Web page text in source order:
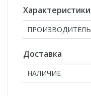
Характеристики
ПРОИЗВОДИТЕЛЬ
Доставка
НАЛИЧИЕ